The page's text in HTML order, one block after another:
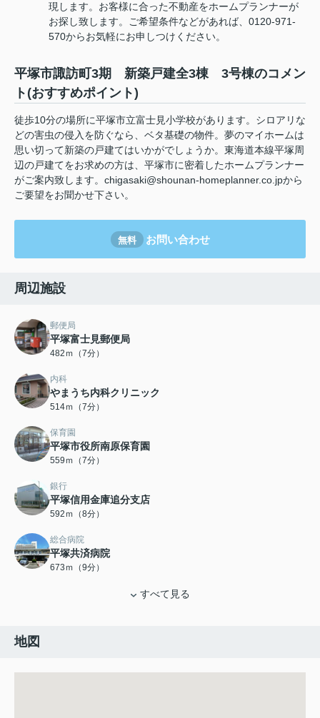
現します。お客様に合った不動産をホームプランナーが
お探し致します。ご希望条件などがあれば、0120-971-
570からお気軽にお申しつけください。
平塚市諏訪町3期 新築戸建全3棟 3号棟のコメン
ト(おすすめポイント)
徒歩10分の場所に平塚市立富士見小学校があります。シロアリな
どの害虫の侵入を防ぐなら、ベタ基礎の物件。夢のマイホームは
思い切って新築の戸建てはいかがでしょうか。東海道本線平塚周
辺の戸建てをお求めの方は、平塚市に密着したホームプランナー
がご案内致します。chigasaki@shounan-homeplanner.co.jpから
ご要望をお聞かせ下さい。
無料 お問い合わせ
周辺施設
郵便局
平塚富士見郵便局
482ｍ（7分）
内科
やまうち内科クリニック
514ｍ（7分）
保育園
平塚市役所南原保育園
559ｍ（7分）
銀行
平塚信用金庫追分支店
592ｍ（8分）
総合病院
平塚共済病院
673ｍ（9分）
すべて見る
地図